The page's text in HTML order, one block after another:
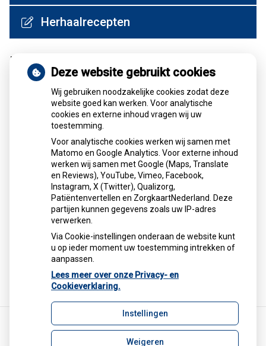
Medische encyclopedie
Alles over medicijnen
Betrouwbare informatie van de apotheker
Apotheek.nl
Alles over medicijnen.
Betrouwbare informatie van de
apotheker.
Wat zoekt u?
Zoeken
Herhaalrecepten
Deze website gebruikt cookies
Wij gebruiken noodzakelijke cookies zodat deze
website goed kan werken. Voor analytische
cookies en externe inhoud vragen wij uw
toestemming.
Voor analytische cookies werken wij samen met
Matomo en Google Analytics. Voor externe inhoud
werken wij samen met Google (Maps, Translate
en Reviews), YouTube, Vimeo, Facebook,
Instagram, X (Twitter), Qualizorg,
Patiëntenvertellen en ZorgkaartNederland. Deze
partijen kunnen gegevens zoals uw IP-adres
verwerken.
Via Cookie-instellingen onderaan de website kunt
u op ieder moment uw toestemming intrekken of
aanpassen.
Lees meer over onze Privacy- en
Cookieverklaring.
Instellingen
Weigeren